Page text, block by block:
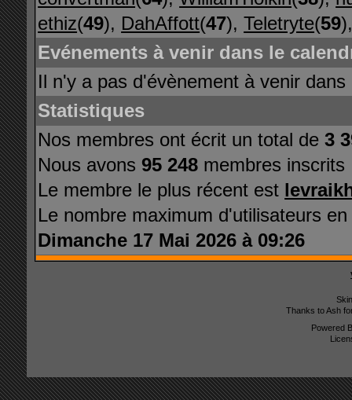
ethiz(49), DahAffott(47),Teletryte(59
Evénements à venir dans le
Il n'y a pas d'évènement à venir dans
Statistiques
Nos membres ont écrit un total de3
Nous avons 95 248 membres inscrits
Le membre le plus récent est
Le nombre maximum d'utilisateurs
Dimanche 17 Mai 2026 à 09:26
Thanks to Ash
Powered